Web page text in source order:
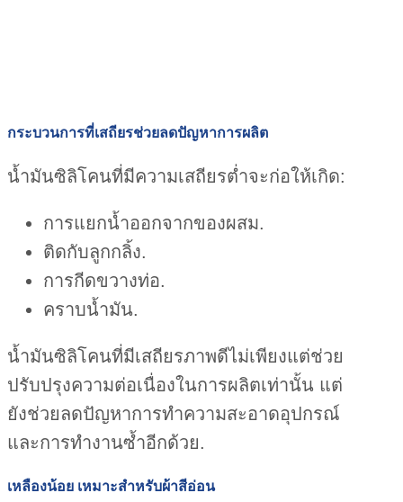
กระบวนการที่เสถียรช่วยลดปัญหาการผลิต
น้ำมันซิลิโคนที่มีความเสถียรต่ำจะก่อให้เกิด:
การแยกน้ำออกจากของผสม.
ติดกับลูกกลิ้ง.
การกีดขวางท่อ.
คราบน้ำมัน.
น้ำมันซิลิโคนที่มีเสถียรภาพดีไม่เพียงแต่ช่วย
ปรับปรุงความต่อเนื่องในการผลิตเท่านั้น แต่
ยังช่วยลดปัญหาการทำความสะอาดอุปกรณ์
และการทำงานซ้ำอีกด้วย.
เหลืองน้อย เหมาะสำหรับผ้าสีอ่อน